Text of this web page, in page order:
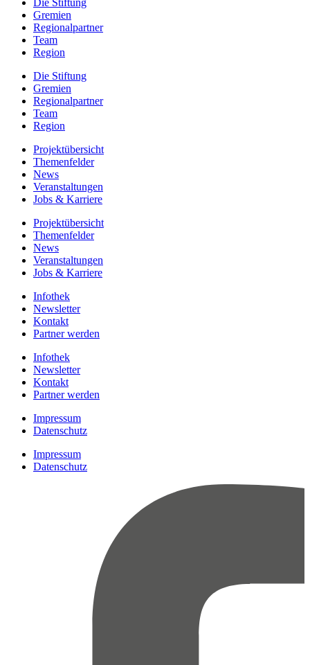
Die Stiftung
Gremien
Regionalpartner
Team
Region
Die Stiftung
Gremien
Regionalpartner
Team
Region
Projektübersicht
Themenfelder
News
Veranstaltungen
Jobs & Karriere
Projektübersicht
Themenfelder
News
Veranstaltungen
Jobs & Karriere
Infothek
Newsletter
Kontakt
Partner werden
Infothek
Newsletter
Kontakt
Partner werden
Impressum
Datenschutz
Impressum
Datenschutz